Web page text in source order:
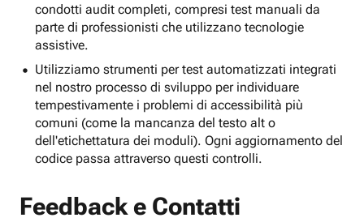
condotti audit completi, compresi test manuali da
parte di professionisti che utilizzano tecnologie
assistive.
Utilizziamo strumenti per test automatizzati integrati
nel nostro processo di sviluppo per individuare
tempestivamente i problemi di accessibilità più
comuni (come la mancanza del testo alt o
dell'etichettatura dei moduli). Ogni aggiornamento del
codice passa attraverso questi controlli.
Feedback e Contatti